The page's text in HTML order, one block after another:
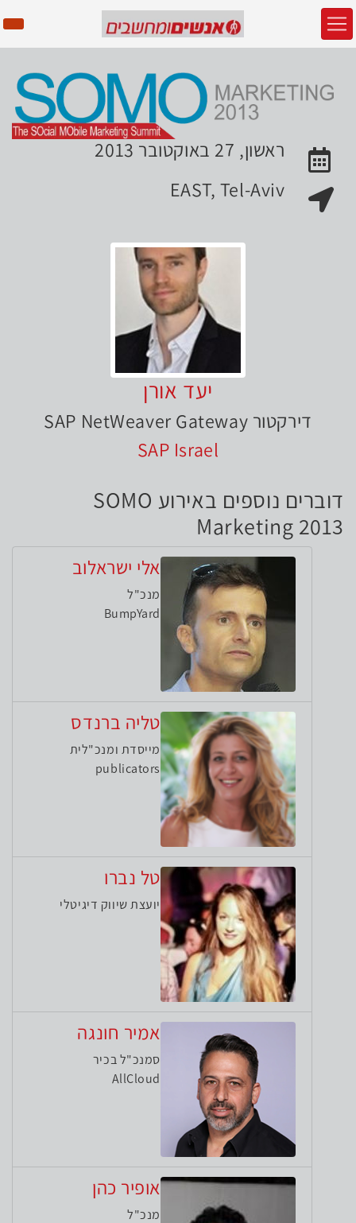
האירוע יתקיים בתאריך
ראשון, 27 באוקטובר 2013
מקום האירוע:
EAST, Tel-Aviv
יעד אורן
דירקטור SAP NetWeaver Gateway
SAP Israel
דוברים נוספים באירוע SOMO
Marketing 2013
אלי ישראלוב
מנכ"ל
BumpYard
טליה ברנדס
מייסדת ומנכ"לית
publicators
טל נברו
יועצת שיווק דיגיטלי
אמיר חונגה
סמנכ"ל בכיר
AllCloud
אופיר כהן
מנכ"ל